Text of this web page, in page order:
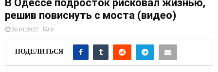
E
N
В Одессе подросток рисковал жизнью,
решив повиснуть с моста (видео)
20.01.2022 0
ПОДЕЛИТЬСЯ